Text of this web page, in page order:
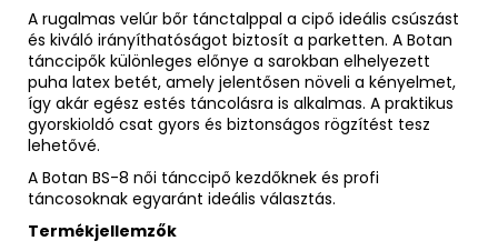
A rugalmas velúr bőr tánctalppal a cipő ideális csúszást
és kiváló irányíthatóságot biztosít a parketten. A Botan
tánccipők különleges előnye a sarokban elhelyezett
puha latex betét, amely jelentősen növeli a kényelmet,
így akár egész estés táncolásra is alkalmas. A praktikus
gyorskioldó csat gyors és biztonságos rögzítést tesz
lehetővé.
A Botan BS-8 női tánccipő kezdőknek és profi
táncosoknak egyaránt ideális választás.
Termékjellemzők